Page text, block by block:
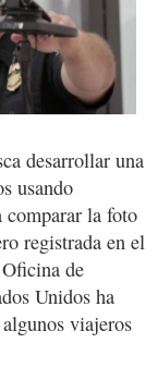
desarrollar una
usando
comparar la foto
registrada en el
de
Unidos ha
viajeros